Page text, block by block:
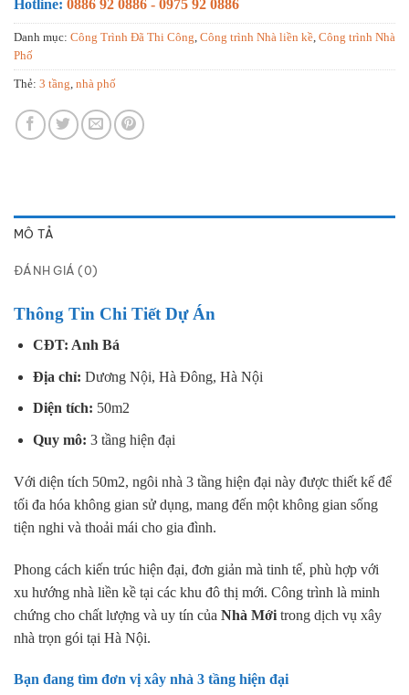
Hotline: 0886 92 0886 - 0975 92 0886
Danh mục: Công Trình Đã Thi Công Công trình Nhà liền kề Công trình Nhà
Phố
Thẻ: 3 tầng nhà phố
MÔ TẢ
ĐÁNH GIÁ (0)
Thông Tin Chi Tiết Dự Án
CĐT: Anh Bá
Địa chỉ: Dương Nội, Hà Đông, Hà Nội
Diện tích: 50m2
Quy mô: 3 tầng hiện đại
Với diện tích 50m2, ngôi nhà 3 tầng hiện đại này được thiết kế để
tối đa hóa không gian sử dụng, mang đến một không gian sống
tiện nghi và thoải mái cho gia đình.
Phong cách kiến trúc hiện đại, đơn giản mà tinh tế, phù hợp với
xu hướng nhà liền kề tại các khu đô thị mới. Công trình là minh
chứng cho chất lượng và uy tín của Nhà Mới trong dịch vụ xây
nhà trọn gói tại Hà Nội.
Bạn đang tìm đơn vịxây nhà 3 tầng hiện đại